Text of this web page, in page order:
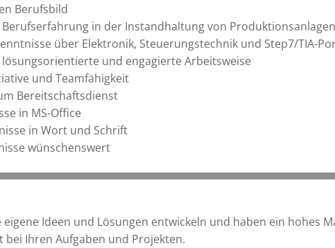
Berufsbild
in der Instandhaltung von Produktionsanlagen
über Elektronik, Steuerungstechnik und Step7/TIA-
und engagierte Arbeitsweise
und Teamfähigkeit
Bereitschaftsdienst
in MS-Office
in Wort und Schrift
wünschenswert
eigene Ideen und Lösungen entwickeln und haben ein hohes
bei Ihren Aufgaben und Projekten.